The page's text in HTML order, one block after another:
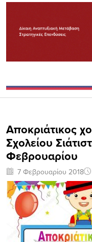
Αποκριάτικος
Σχολείου
Φεβρουαρίου
7 Φεβρουαρίου 2018